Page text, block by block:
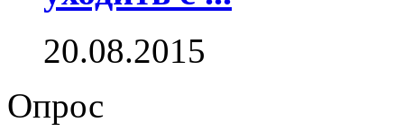
20.08.2015
Опрос